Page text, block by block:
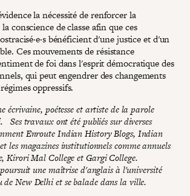
la nécessité de renforcer la
conscience de classe afin que ces
bénéficient d'une justice et d'un
Ces mouvements de résistance
de foi dans l'esprit démocratique des
qui peut engendrer des changements
oppressifs.
écrivaine, poétesse et artiste de la parole
Ses travaux ont été publiés sur diverses
Enroute Indian History Blogs, Indian
les magazines institutionnels comme annuels
Kirori Mal College et Gargi College.
une maîtrise d'anglais à l'université
New Delhi et se balade dans la ville.